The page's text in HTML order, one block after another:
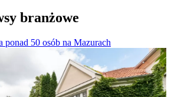
branżowe
ponad 50 osób na Mazurach